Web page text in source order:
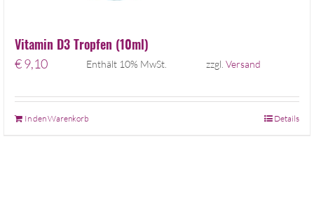
Vitamin D3 Tropfen (10ml)
€9,10 Enthält 10% MwSt. zzgl. Versand
In den Warenkorb Details